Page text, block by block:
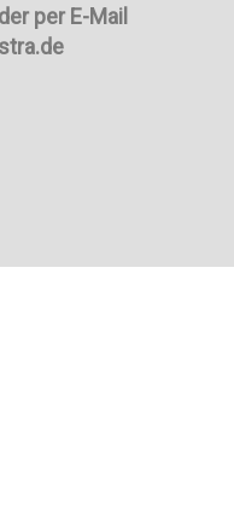
per E-Mail